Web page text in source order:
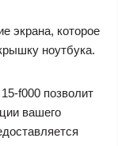
экрана, которое
ноутбука.
f000 позволит
вашего